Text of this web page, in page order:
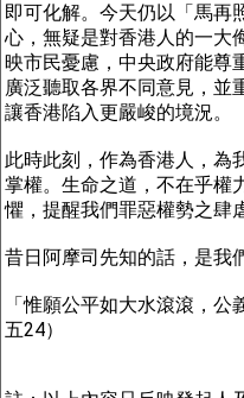
即可化解。今天仍以「馬再
心，無疑是對香港人的一大
映市民憂慮，中央政府能尊
廣泛聽取各界不同意見，並
讓香港陷入更嚴峻的境況。
此時此刻，作為香港人，為
掌權。生命之道，不在乎權
懼，提醒我們罪惡權勢之肆
昔日阿摩司先知的話，是我
「惟願公平如大水滾滾，公
五24）